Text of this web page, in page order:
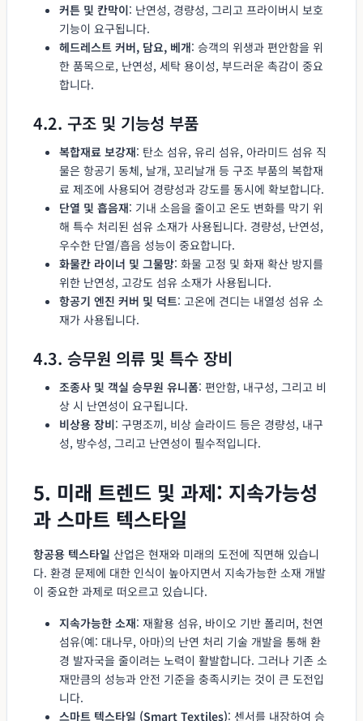
커튼 및 칸막이: 난연성, 경량성, 그리고 프라이버시 보호
기능이 요구됩니다.
헤드레스트 커버, 담요, 베개: 승객의 위생과 편안함을 위
한 품목으로, 난연성, 세탁 용이성, 부드러운 촉감이 중요
합니다.
4.2. 구조 및 기능성 부품
복합재료 보강재: 탄소 섬유, 유리 섬유, 아라미드 섬유 직
물은 항공기 동체, 날개, 꼬리날개 등 구조 부품의 복합재
료 제조에 사용되어 경량성과 강도를 동시에 확보합니다.
단열 및 흡음재: 기내 소음을 줄이고 온도 변화를 막기 위
해 특수 처리된 섬유 소재가 사용됩니다. 경량성, 난연성,
우수한 단열/흡음 성능이 중요합니다.
화물칸 라이너 및 그물망: 화물 고정 및 화재 확산 방지를
위한 난연성, 고강도 섬유 소재가 사용됩니다.
항공기 엔진 커버 및 덕트: 고온에 견디는 내열성 섬유 소
재가 사용됩니다.
4.3. 승무원 의류 및 특수 장비
조종사 및 객실 승무원 유니폼: 편안함, 내구성, 그리고 비
상 시 난연성이 요구됩니다.
비상용 장비: 구명조끼, 비상 슬라이드 등은 경량성, 내구
성, 방수성, 그리고 난연성이 필수적입니다.
5. 미래 트렌드 및 과제: 지속가능성
과 스마트 텍스타일
항공용 텍스타일 산업은 현재와 미래의 도전에 직면해 있습니
다. 환경 문제에 대한 인식이 높아지면서 지속가능한 소재 개발
이 중요한 과제로 떠오르고 있습니다.
지속가능한 소재: 재활용 섬유, 바이오 기반 폴리머, 천연
섬유(예: 대나무, 아마)의 난연 처리 기술 개발을 통해 환
경 발자국을 줄이려는 노력이 활발합니다. 그러나 기존 소
재만큼의 성능과 안전 기준을 충족시키는 것이 큰 도전입
니다.
스마트 텍스타일 (Smart Textiles): 센서를 내장하여 승